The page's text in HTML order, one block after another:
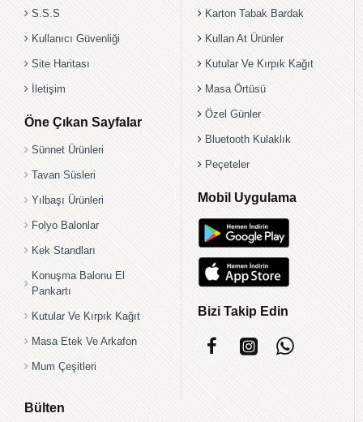
S.S.S
Kullanıcı Güvenliği
Site Haritası
İletişim
Öne Çıkan Sayfalar
Sünnet Ürünleri
Tavan Süsleri
Yılbaşı Ürünleri
Folyo Balonlar
Kek Standları
Konuşma Balonu El
Pankartı
Kutular Ve Kırpık Kağıt
Masa Etek Ve Arkafon
Mum Çeşitleri
Karton Tabak Bardak
Kullan At Ürünler
Kutular Ve Kırpık Kağıt
Masa Örtüsü
Özel Günler
Bluetooth Kulaklık
Peçeteler
Mobil Uygulama
Bizi Takip Edin
Bülten